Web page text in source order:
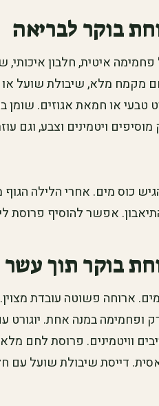
בוקר לבריאה
איטית, חלבון איכותי,
מקמח מלא, שיבולת שועל
טבעי או חמאת אגוזים.
ויטמינים וצבע, וגם
כוס מים. אחרי הלילה
אפשר להוסיף פרוסת
בוקר תוך
ארוחה פשוטה עובדת
ופחמימה במנה אחת.
וויטמינים. פרוסת לחם
דייסת שיבולת שועל עם